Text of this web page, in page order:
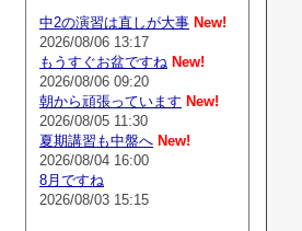
中2の演習は直しが大事 New!
2026/08/06 13:17
もうすぐお盆ですね New!
2026/08/06 09:20
朝から頑張っています New!
2026/08/05 11:30
夏期講習も中盤へ New!
2026/08/04 16:00
8月ですね
2026/08/03 15:15